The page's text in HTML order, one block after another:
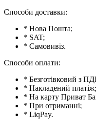
Способи доставки:
* Нова Пошта;
* SAT;
* Самовивіз.
Способи оплати:
* Безготівковий з
* Накладений платіж;
* На карту Приват
* При отриманні;
* LiqPay.